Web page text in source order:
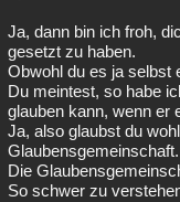
Ja, dann bin ich froh,
gesetzt zu haben.
Obwohl du es ja selbst
Du meintest, so habe
glauben kann, wenn er
Ja, also glaubst du
Glaubensgemeinschaft.
Die
So schwer zu